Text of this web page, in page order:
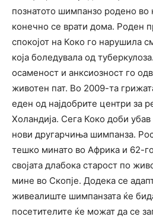
познатото шимпанзо родено
конечно се врати дома. Роден
спокојот на Коко го нарушила
која боледувала од
осаменост и анксиозност го
животен пат. Во 2009-та
еден од најдобрите центри за
Холандија. Сега Коко доби
нови другарчиња шимпанза.
тешко минато во Африка и 62-
својата длабока старост по
мине во Скопје. Додека се
живеалиште шимпанзата ќе
посетителите ќе можат да се